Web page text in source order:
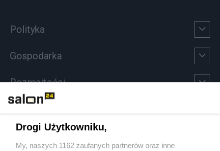
Polityka
Gospodarka
Rozmaitości
Sport
Drogi Użytkowniku,
My, naszych 1162 zaufanych partnerów oraz inne